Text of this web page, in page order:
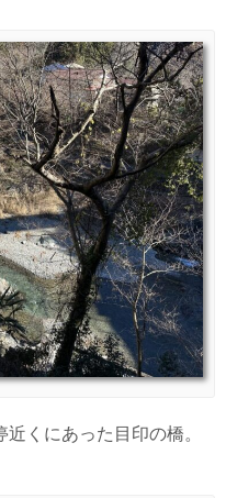
くにあった目印の橋。